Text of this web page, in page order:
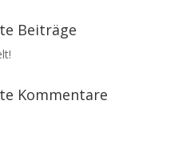
Beiträge
Kommentare